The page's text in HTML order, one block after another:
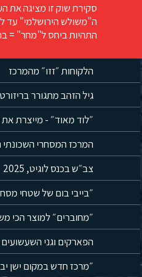
סקירת שוק זו מציגה את
ה"משולש הירושלמי" עד
התהיות ביחס ל"מחר" =
הלקוחות ״זזו״ מהמרכז
גיל הזהב מתגורר בריזורט
״לוד מאוד״ - מייצרת
צב״ש בכנס לוגיט, 2025
״בייבי בום של שטחי
הפארקים וגני
״מרכז חדש במקום ישן